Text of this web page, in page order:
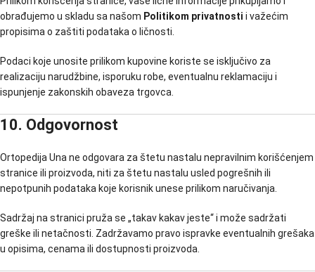
obrađujemo u skladu sa našom Politikom privatnosti i važećim
propisima o zaštiti podataka o ličnosti.
Podaci koje unosite prilikom kupovine koriste se isključivo za
realizaciju narudžbine, isporuku robe, eventualnu reklamaciju i
ispunjenje zakonskih obaveza trgovca.
10. Odgovornost
Ortopedija Una ne odgovara za štetu nastalu nepravilnim korišćenjem
stranice ili proizvoda, niti za štetu nastalu usled pogrešnih ili
nepotpunih podataka koje korisnik unese prilikom naručivanja.
Sadržaj na stranici pruža se „takav kakav jeste“ i može sadržati
greške ili netačnosti. Zadržavamo pravo ispravke eventualnih grešaka
u opisima, cenama ili dostupnosti proizvoda.